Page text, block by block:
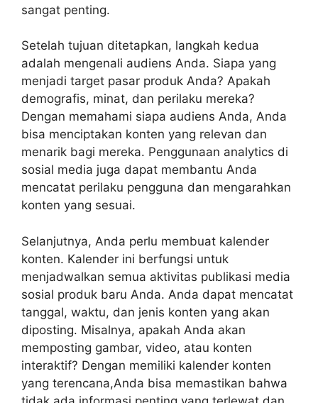
sangat penting.
Setelah tujuan ditetapkan, langkah kedua
adalah mengenali audiens Anda. Siapa yang
menjadi target pasar produk Anda? Apakah
demografis, minat, dan perilaku mereka?
Dengan memahami siapa audiens Anda, Anda
bisa menciptakan konten yang relevan dan
menarik bagi mereka. Penggunaan analytics di
sosial media juga dapat membantu Anda
mencatat perilaku pengguna dan mengarahkan
konten yang sesuai.
Selanjutnya, Anda perlu membuat kalender
konten. Kalender ini berfungsi untuk
menjadwalkan semua aktivitas publikasi media
sosial produk baru Anda. Anda dapat mencatat
tanggal, waktu, dan jenis konten yang akan
diposting. Misalnya, apakah Anda akan
memposting gambar, video, atau konten
interaktif? Dengan memiliki kalender konten
yang terencana,Anda bisa memastikan bahwa